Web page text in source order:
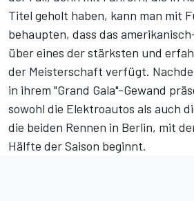
Titel geholt haben, kann man mit
behaupten, dass das
über eines der stärksten und
der Meisterschaft verfügt.
in ihrem "Grand Gala"-Gewand
sowohl die Elektroautos als auch
die beiden Rennen in Berlin, mit
Hälfte der Saison beginnt.